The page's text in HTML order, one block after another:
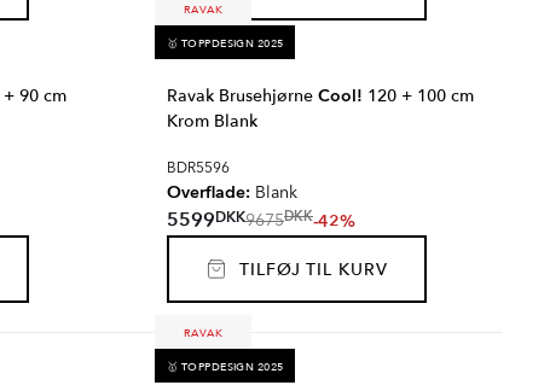
+ 90 cm
RAVAK
🥇 TOPPDESIGN 2025
Ravak Brusehjørne Cool! 120 + 100 cm
Krom Blank
BDR5596
Overflade: Blank
5599DKK9675DKK-42%
TILFØJ TIL KURV
RAVAK
🥇 TOPPDESIGN 2025